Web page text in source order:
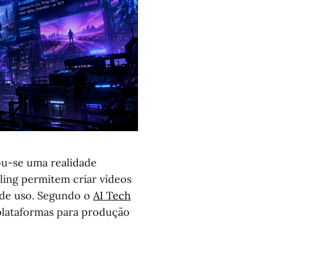
se uma realidade
permitem criar vídeos
uso. Segundo o AI Tech
para produção